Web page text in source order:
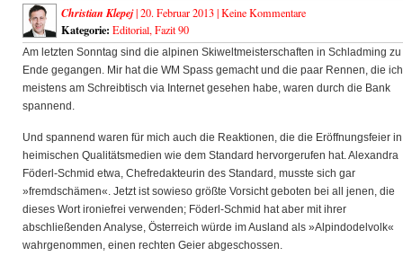
Christian Klepej| 20. Februar 2013 |Keine Kommentare
Kategorie: Editorial, Fazit 90
Am letzten Sonntag sind die alpinen Skiweltmeisterschaften in Schladming zu
Ende gegangen. Mir hat die WM Spass gemacht und die paar Rennen, die ich
meistens am Schreibtisch via Internet gesehen habe, waren durch die Bank
spannend.
Und spannend waren für mich auch die Reaktionen, die die Eröffnungsfeier in
heimischen Qualitätsmedien wie dem Standard hervorgerufen hat. Alexandra
Föderl-Schmid etwa, Chefredakteurin des Standard, musste sich gar
»fremdschämen«. Jetzt ist sowieso größte Vorsicht geboten bei all jenen, die
dieses Wort ironiefrei verwenden; Föderl-Schmid hat aber mit ihrer
abschließenden Analyse, Österreich würde im Ausland als »Alpindodelvolk«
wahrgenommen, einen rechten Geier abgeschossen.